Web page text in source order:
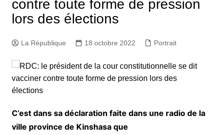
contre toute forme de pression
lors des élections
La République 18 octobre 2022 Portrait
C’est dans sa déclaration faite dans une radio de la
ville province de Kinshasa que